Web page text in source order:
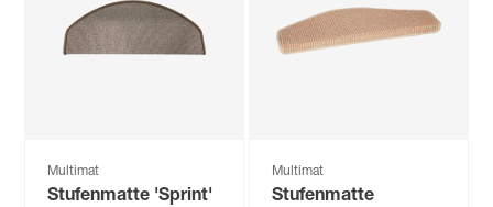
Multimat
Stufenmatte 'Sprint'
Multimat
Stufenmatte